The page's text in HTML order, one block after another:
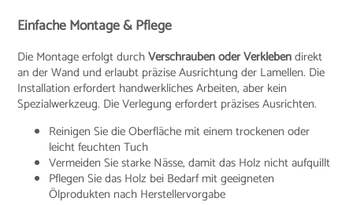
Einfache Montage & Pflege
Die Montage erfolgt durchVerschrauben oder Verklebendirekt
an der Wand und erlaubt präzise Ausrichtung der Lamellen. Die
Installation erfordert handwerkliches Arbeiten, aber kein
Spezialwerkzeug. Die Verlegung erfordert präzises Ausrichten.
Reinigen Sie die Oberfläche mit einem trockenen oder
leicht feuchten Tuch
Vermeiden Sie starke Nässe, damit das Holz nicht aufquillt
Pflegen Sie das Holz bei Bedarf mit geeigneten
Ölprodukten nach Herstellervorgabe